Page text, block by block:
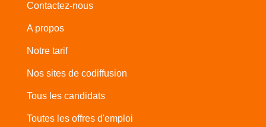
Contactez-nous
A propos
Notre tarif
Nos sites de codiffusion
Tous les candidats
Toutes les offres d'emploi